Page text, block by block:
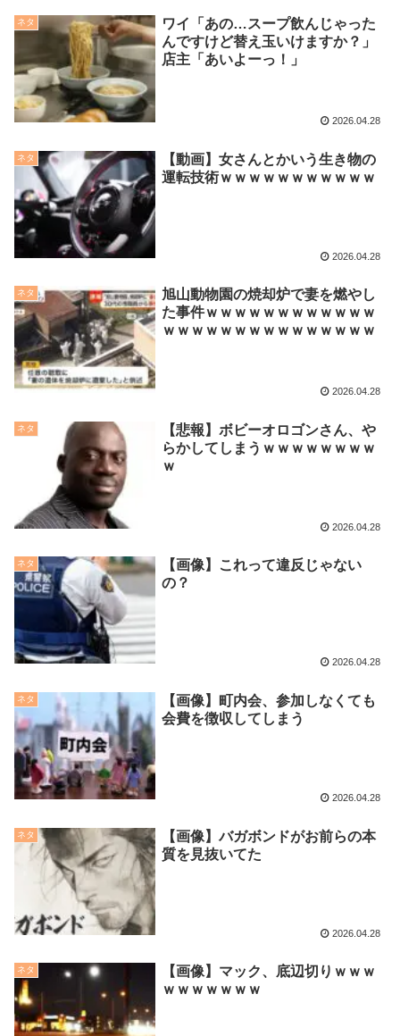
ネタ
ワイ「あの…スープ飲んじゃった
んですけど替え玉いけますか？」
店主「あいよーっ！」
2026.04.28
ネタ
【動画】女さんとかいう生き物の
運転技術ｗｗｗｗｗｗｗｗｗｗｗ
2026.04.28
ネタ
旭山動物園の焼却炉で妻を燃やし
た事件ｗｗｗｗｗｗｗｗｗｗｗｗ
ｗｗｗｗｗｗｗｗｗｗｗｗｗｗｗ
2026.04.28
ネタ
【悲報】ボビーオロゴンさん、や
らかしてしまうｗｗｗｗｗｗｗｗ
ｗ
2026.04.28
ネタ
【画像】これって違反じゃない
の？
2026.04.28
ネタ
【画像】町内会、参加しなくても
会費を徴収してしまう
2026.04.28
ネタ
【画像】バガボンドがお前らの本
質を見抜いてた
2026.04.28
ネタ
【画像】マック、底辺切りｗｗｗ
ｗｗｗｗｗｗｗ